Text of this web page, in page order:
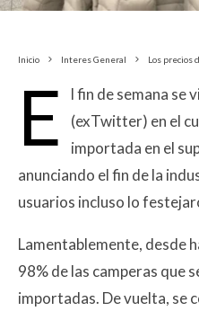
Inicio Interes General Los precios
E
l fin de semana se
(exTwitter) en el
importada en el
anunciando el fin de la
usuarios incluso lo
Lamentablemente, desde
98% de las camperas que
importadas. De vuelta, se